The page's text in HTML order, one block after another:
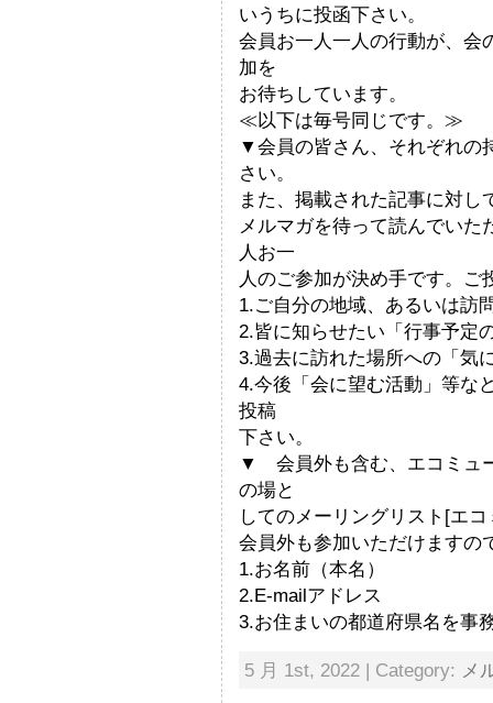
いうちに投函下さい。
会員お一人一人の行動が、会
加を
お待ちしています。
≪以下は毎号同じです。≫
▼会員の皆さん、それぞれの
さい。
また、掲載された記事に対
メルマガを待って読んでいた
人お一
人のご参加が決め手です。ご
1.ご自分の地域、あるいは訪
2.皆に知らせたい「行事予定
3.過去に訪れた場所への「気
4.今後「会に望む活動」等な
投稿
下さい。
▼ 会員外も含む、エコミュ
の場と
してのメーリングリスト[エ
会員外も参加いただけますの
1.お名前（本名）
2.E-mailアドレス
3.お住まいの都道府県名を事
5 月 1st, 2022 | Category: メ